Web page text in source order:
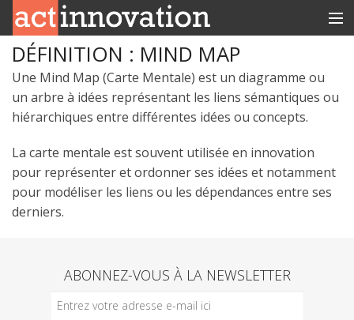
RUBRIQUES
INNOBOX
CONTACT
DÉFINITION : MIND MAP
Une Mind Map (Carte Mentale) est un diagramme ou
un arbre à idées représentant les liens sémantiques ou
hiérarchiques entre différentes idées ou concepts.
La carte mentale est souvent utilisée en innovation
pour représenter et ordonner ses idées et notamment
pour modéliser les liens ou les dépendances entre ses
derniers.
ABONNEZ-VOUS À LA NEWSLETTER